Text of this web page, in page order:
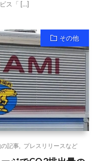
ス「 […]
その他
の記事 プレスリリースなど